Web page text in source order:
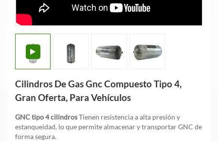
Cilindros De Gas Gnc Compuesto Tipo 4,
Gran Oferta, Para Vehículos
GNC tipo 4 cilindrosTienen resistencia a alta presión y
estanqueidad, lo que permite almacenar y transportar GNC de
forma segura.